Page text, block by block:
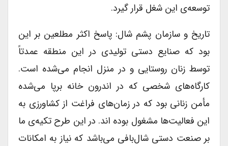
توسعه‌ی این شغل قرار گیرد.
تاریخ و سازمان پشم شال: پاسخ اکثر مطلعین بر این
بود که صنایع دستی تولیدی در این منطقه عمدتاً
توسط زنان روستایی و در منزل انجام می‌شده است.
کارگاه‌های شخصی که در اندرون خانه برپا می‌شده
مأمن زنانی بود که در زمان‌های فراغت از کشاورزی به
این فعالیت‌ها مشغول بوده اند. در این طرح تکیه‌ی ما
بر صنعت دستی شال‌بافی می‌باشد که نیاز به امکانات